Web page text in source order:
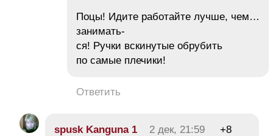
Поцы! Идите работайте лучше, чем…
занимать-
ся! Ручки вскинутые обрубить
по самые плечики!
Ответить
spusk Kanguna 1 2 дек, 21:59
+8